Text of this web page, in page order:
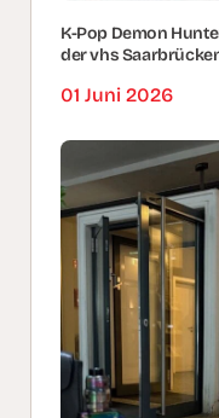
K-Pop Demon
der vhs
01 Juni 2026